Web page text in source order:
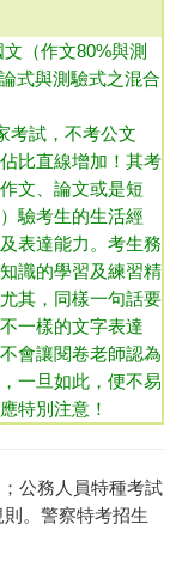
（作文80%與測
式與測驗式之混合
考試，不考公文
比直線增加！其考
文、論文或是短
驗考生的生活經
表達能力。考生務
識的學習及練習精
其，同樣一句話要
一樣的文字表達
會讓閱卷老師認為
一旦如此，便不易
特別注意！
； 公務人員特種考試
。 警察特考招生